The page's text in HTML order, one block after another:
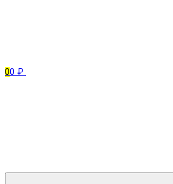
00 ₽